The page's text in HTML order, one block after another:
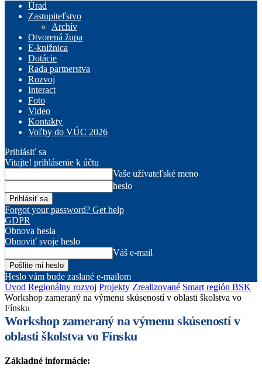
Úrad
Zastupiteľstvo
Archív
Otvorená župa
E-knižnica
Dotácie
Rada partnerstva
Rozvoj
Interact
Foto
Video
Kontakty
Voľby do VÚC 2026
Prihlásiť sa
Vitajte! prihlásenie k účtu
Vaše užívateľské meno
heslo
Forgot your password? Get help
GDPR
Obnova hesla
Obnoviť svoje heslo
Váš e-mail
Heslo vám bude zaslané e-mailom
Úvod Regionálny rozvoj Projekty Zrealizované Smart región BSK
Workshop zameraný na výmenu skúseností v oblasti školstva vo
Fínsku
Workshop zameraný na výmenu skúseností v
oblasti školstva vo Fínsku
Základné informácie: